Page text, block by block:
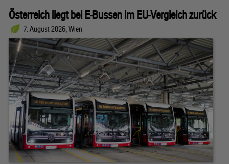
Österreich liegt bei E-Bussen im EU-Vergleich zurück
7. August 2026, Wien